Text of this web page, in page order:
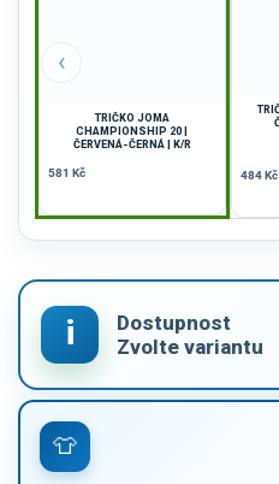
‹
TRIČKO JOMA
CHAMPIONSHIP 20 |
ČERVENÁ-ČERNÁ | K/R
581 Kč 484 Kč